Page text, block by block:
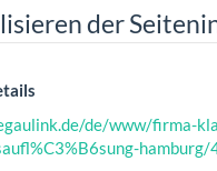
der
de/www/firma-
hamburg/